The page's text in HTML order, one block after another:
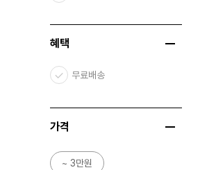
스퀘어 에닉스
혜택
무료배송
가격
~ 3만원